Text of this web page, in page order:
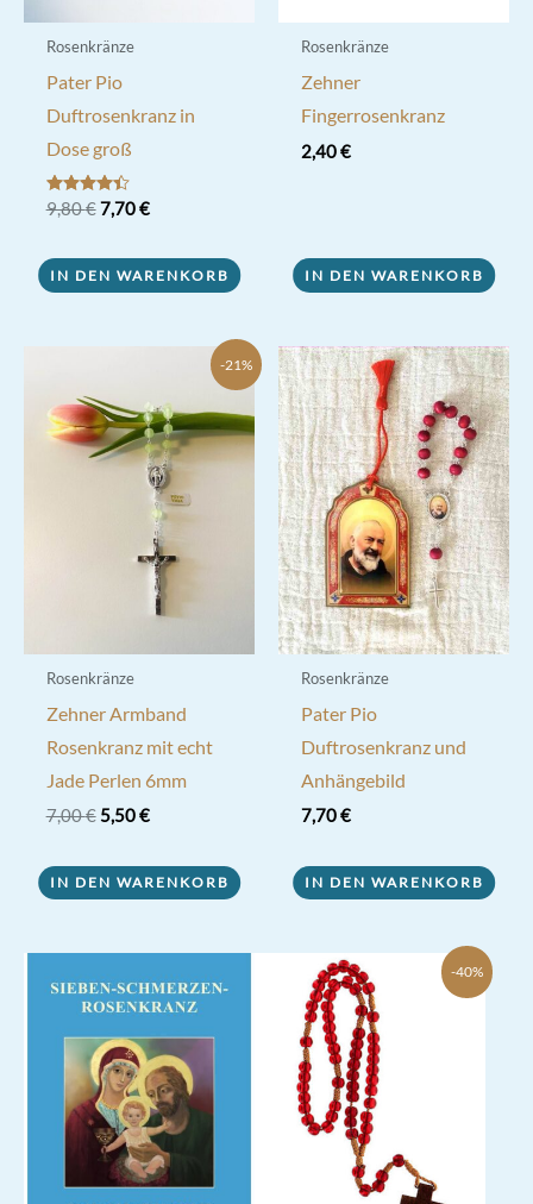
Rosenkränze
Pater Pio
Duftrosenkranz in
Dose groß
Bewertet
mit
9,80€ Ursprünglicher
9,80 €
7,70€Aktueller
7,70 €.
IN DEN WARENKORB
Rosenkränze
Zehner
Fingerrosenkranz
2,40€
IN DEN WARENKORB
-21%
Rosenkränze
Zehner Armband
Rosenkranz mit echt
Jade Perlen 6mm
7,00€ Ursprünglicher
7,00 €
5,50€Aktueller
5,50 €.
IN DEN WARENKORB
Rosenkränze
Pater Pio
Duftrosenkranz und
Anhängebild
7,70€
IN DEN WARENKORB
-40%